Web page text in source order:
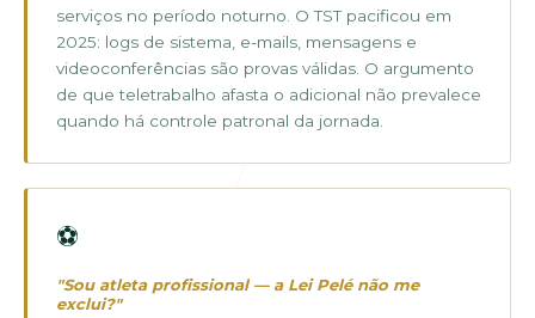
serviços no período noturno. O TST pacificou em
2025: logs de sistema, e-mails, mensagens e
videoconferências são provas válidas. O argumento
de que teletrabalho afasta o adicional não prevalece
quando há controle patronal da jornada.
⚽
"Sou atleta profissional — a Lei Pelé não me
exclui?"